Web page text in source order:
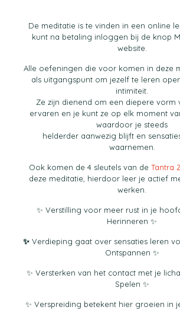
De meditatie is te vinden in een online
kunt na betaling inloggen bij de knop
website.
Alle oefeningen die voor komen in deze
als uitgangspunt om jezelf te leren
intimiteit.
Ze zijn dienend om een diepere vorm
ervaren en je kunt ze op elk moment
waardoor je steeds
helderder aanwezig blijft en
waarnemen.
Ook komen de 4 sleutels van deTantra
deze meditatie, hierdoor leer je actief
werken.
✨Verstilling voor meer rust in je
Herinneren✨
✨ Verdieping gaat over sensaties leren
Ontspannen ✨
✨Versterken van het contact met je
Spelen ✨
✨ Verspreiding betekent hier groeien in